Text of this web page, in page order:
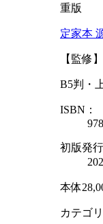
重版
定家本
【監修
B5判・
ISBN：
初版発
本体
カテゴ